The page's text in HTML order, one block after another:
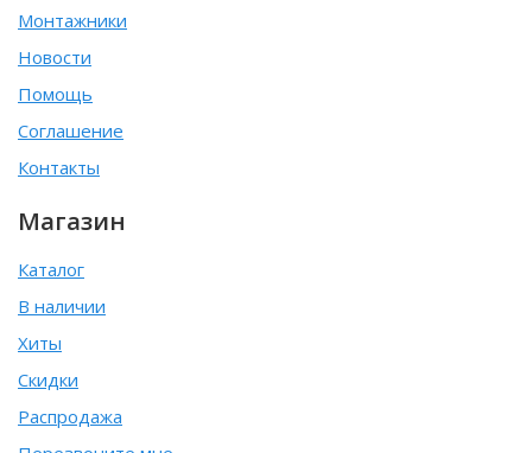
Монтажники
Новости
Помощь
Соглашение
Контакты
Магазин
Каталог
В наличии
Хиты
Скидки
Распродажа